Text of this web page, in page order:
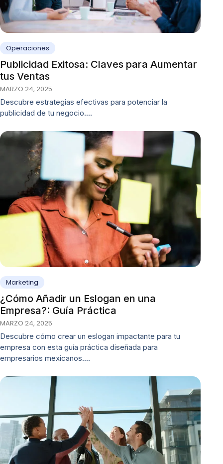
Operaciones
Publicidad Exitosa: Claves para Aumentar
tus Ventas
MARZO 24, 2025
Descubre estrategias efectivas para potenciar la
publicidad de tu negocio.…
Marketing
¿Cómo Añadir un Eslogan en una
Empresa?: Guía Práctica
MARZO 24, 2025
Descubre cómo crear un eslogan impactante para tu
empresa con esta guía práctica diseñada para
empresarios mexicanos.…